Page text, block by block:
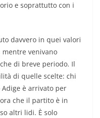
e soprattutto con i
davvero in quei valori
mentre venivano
di breve periodo. Il
di quelle scelte: chi
è arrivato per
che il partito è in
altri lidi. È solo